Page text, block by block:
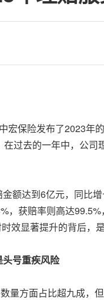
宏保险发布了2023年
过去的一年中，公
额达到6亿元，同比
，获赔率则高达
效显著提升的背后，
号重疾风险
量方面占比超九成，